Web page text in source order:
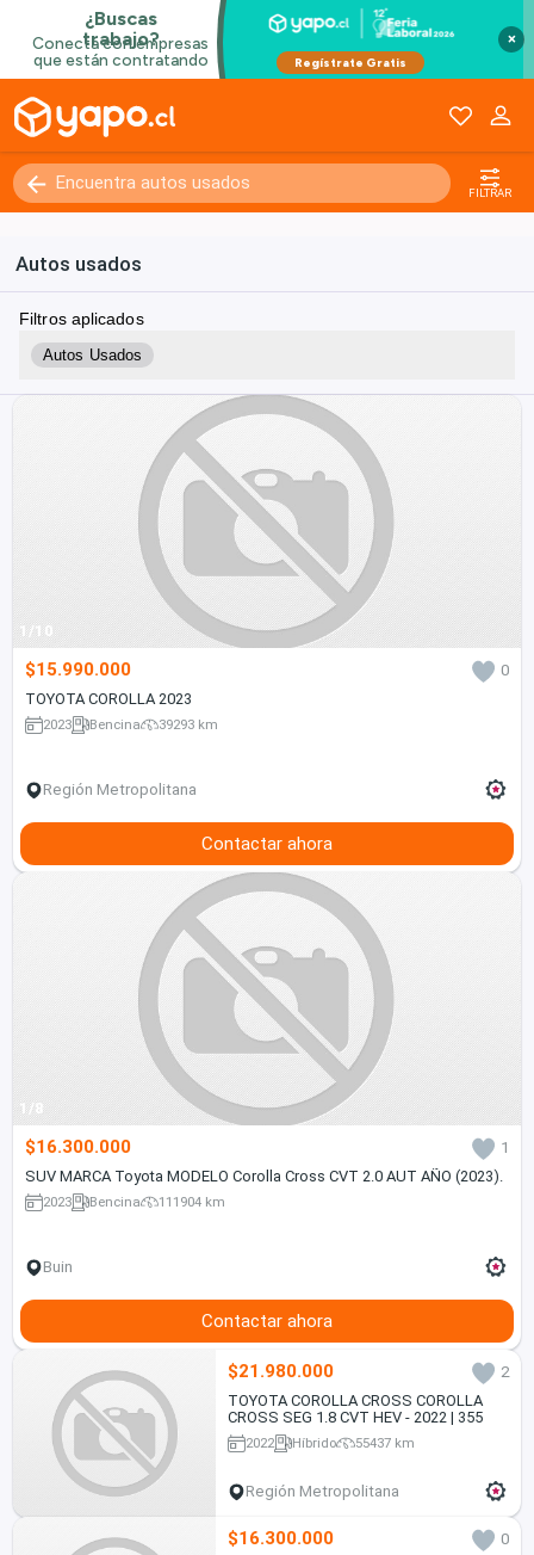
×
FILTRAR
Autos usados
Filtros aplicados
Autos Usados
1/10
$15.990.000
0
TOYOTA COROLLA 2023
2023 Bencina 39293 km
Región Metropolitana
Contactar ahora
1/8
$16.300.000
1
SUV MARCA Toyota MODELO Corolla Cross CVT 2.0 AUT AÑO (2023).
2023 Bencina 111904 km
Buin
Contactar ahora
$21.980.000
2
TOYOTA COROLLA CROSS COROLLA
CROSS SEG 1.8 CVT HEV - 2022 | 355
2022 Híbrido 55437 km
Región Metropolitana
$16.300.000
0